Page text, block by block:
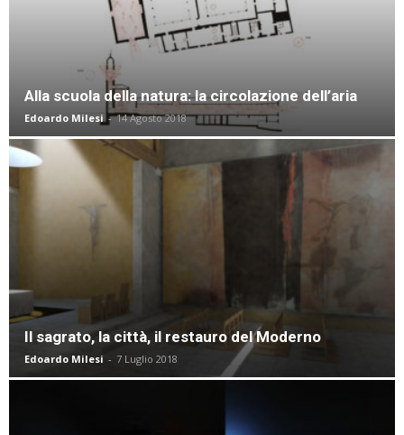
Alla scuola della natura: la circolazione dell’aria
Edoardo Milesi - 14 Agosto 2018
Il sagrato, la città, il restauro del Moderno
Edoardo Milesi - 7 Luglio 2018